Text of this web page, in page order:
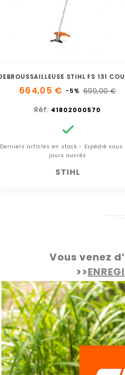
664,05 € -5% 699,00 €
Réf: 41802000570

Derniers articles en stock - Expédié sous
jours ouvrés
STIHL
Vous venez
>>